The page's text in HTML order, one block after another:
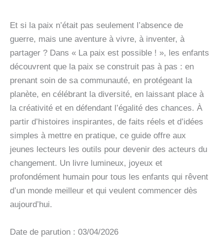
Et si la paix n’était pas seulement l’absence de
guerre, mais une aventure à vivre, à inventer, à
partager ? Dans « La paix est possible ! », les enfants
découvrent que la paix se construit pas à pas : en
prenant soin de sa communauté, en protégeant la
planète, en célébrant la diversité, en laissant place à
la créativité et en défendant l’égalité des chances. À
partir d’histoires inspirantes, de faits réels et d’idées
simples à mettre en pratique, ce guide offre aux
jeunes lecteurs les outils pour devenir des acteurs du
changement. Un livre lumineux, joyeux et
profondément humain pour tous les enfants qui rêvent
d’un monde meilleur et qui veulent commencer dès
aujourd’hui.
Date de parution : 03/04/2026